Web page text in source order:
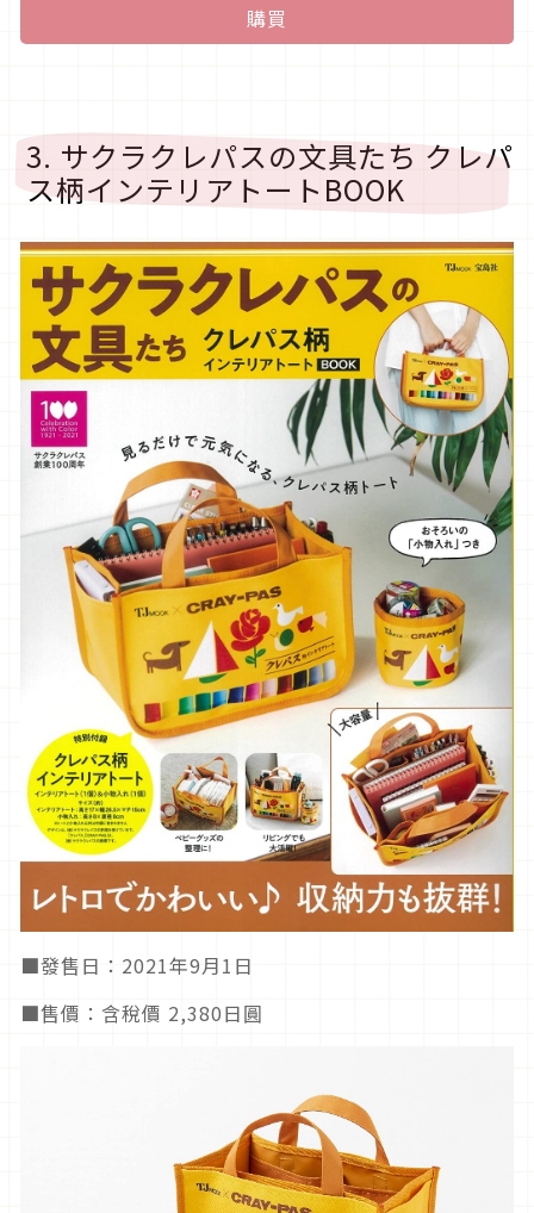
購買
3. サクラクレパスの文具たち クレパ
ス柄インテリアトートBOOK
■發售日：2021年9月1日
■售價：含稅價 2,380日圓